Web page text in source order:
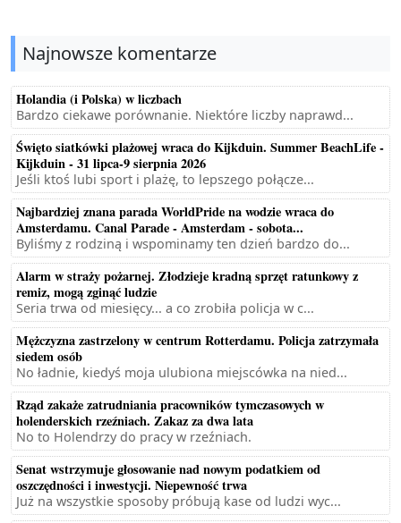
Najnowsze komentarze
Holandia (i Polska) w liczbach
Bardzo ciekawe porównanie. Niektóre liczby naprawd...
Święto siatkówki plażowej wraca do Kijkduin. Summer BeachLife -
Kijkduin - 31 lipca-9 sierpnia 2026
Jeśli ktoś lubi sport i plażę, to lepszego połącze...
Najbardziej znana parada WorldPride na wodzie wraca do
Amsterdamu. Canal Parade - Amsterdam - sobota...
Byliśmy z rodziną i wspominamy ten dzień bardzo do...
Alarm w straży pożarnej. Złodzieje kradną sprzęt ratunkowy z
remiz, mogą zginąć ludzie
Seria trwa od miesięcy... a co zrobiła policja w c...
Mężczyzna zastrzelony w centrum Rotterdamu. Policja zatrzymała
siedem osób
No ładnie, kiedyś moja ulubiona miejscówka na nied...
Rząd zakaże zatrudniania pracowników tymczasowych w
holenderskich rzeźniach. Zakaz za dwa lata
No to Holendrzy do pracy w rzeźniach.
Senat wstrzymuje głosowanie nad nowym podatkiem od
oszczędności i inwestycji. Niepewność trwa
Już na wszystkie sposoby próbują kase od ludzi wyc...